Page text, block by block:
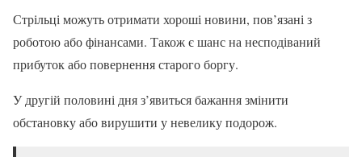
Стрільці можуть отримати хороші новини, пов’язані з
роботою або фінансами. Також є шанс на несподіваний
прибуток або повернення старого боргу.
У другій половині дня з’явиться бажання змінити
обстановку або вирушити у невелику подорож.